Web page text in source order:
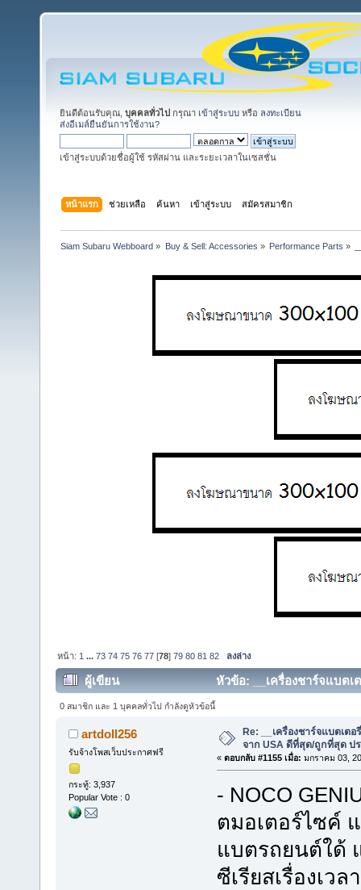
ยินดีต้อนรับคุณ, บุคคลทั่วไป กรุณา เข้าสู่ระบบ หรือ ลงทะเบียน
ส่งอีเมล์ยืนยันการใช้งาน?
เข้าสู่ระบบด้วยชื่อผู้ใช้ รหัสผ่าน และระยะเวลาในเซสชั่น
หน้าแรก ช่วยเหลือ ค้นหา เข้าสู่ระบบ สมัครสมาชิก
Siam Subaru Webboard » Buy & Sell: Accessories » Performance Parts »
หน้า: 1 ...73 74 75 76 77 [78]79 80 81 82 ลงล่าง
ผู้เขียน
หัวข้อ: __เครื่องชาร์จแบต
358812 ครั้ง)
0 สมาชิก และ 1 บุคคลทั่วไป กำลังดูหัวข้อนี้
artdoll256
รับจ้างโพสเว็บประกาศฟรี
กระทู้: 3,937
Popular Vote : 0
Re: __เครื่องชาร์จแบตเตอ
จาก USA ดีที่สุด/ถูกที่สุด ป
« ตอบกลับ #1155 เมื่อ: มกราคม 03,
- NOCO
ตมอเตอร์ไซค์
แบตรถยนต์ใด้
ซีเรียสเรื่องเว